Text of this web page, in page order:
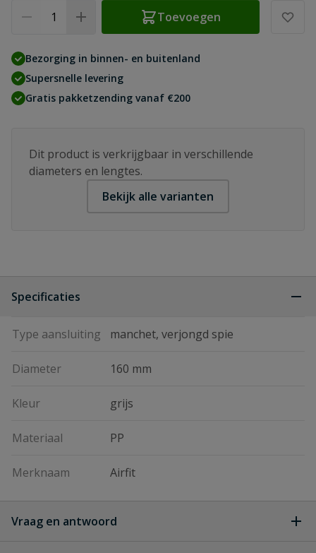
Toevoegen
Bezorging in binnen- en buitenland
Supersnelle levering
Gratis pakketzending vanaf €200
Dit product is verkrijgbaar in verschillende
diameters en lengtes.
Bekijk alle varianten
Specificaties
Type aansluiting manchet, verjongd spie
Diameter 160 mm
Kleur grijs
Materiaal PP
Merknaam Airfit
Vraag en antwoord